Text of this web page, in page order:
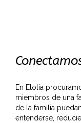
En Etolia
miembros de una
de la familia
entenderse,